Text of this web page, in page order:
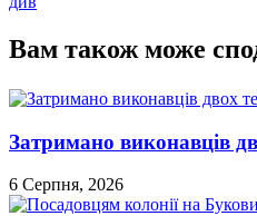
Вам також може
Затримано виконавців
6 Серпня, 2026